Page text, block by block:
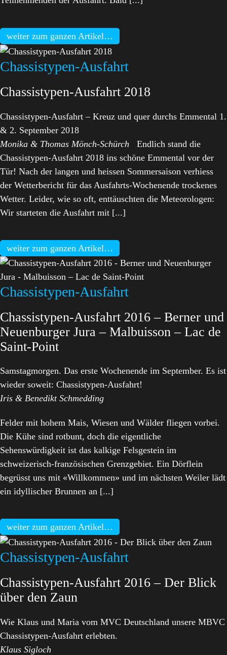
weiter zum ganzen Artikel…
Chassistypen-Ausfahrt
Chassistypen-Ausfahrt 2018
Chassistypen-Ausfahrt – Kreuz und quer durchs Emmental 1.
& 2. September 2018
Monika & Thomas Mönch-Schürch Endlich stand die
Chassistypen-Ausfahrt 2018 ins schöne Emmental vor der
Tür! Nach der langen und heissen Sommersaison verhiess
der Wetterbericht für das Ausfahrts-Wochenende trockenes
Wetter. Leider, wie so oft, enttäuschten die Meteorologen:
Wir starteten die Ausfahrt mit [...]
weiter zum ganzen Artikel…
Chassistypen-Ausfahrt
Chassistypen-Ausfahrt 2016 – Berner und
Neuenburger Jura – Malbuisson – Lac de
Saint-Point
Samstagmorgen. Das erste Wochenende im September. Es ist
wieder soweit: Chassistypen-Ausfahrt!
Iris & Benedikt Schmedding
Felder mit hohem Mais, Wiesen und Wälder fliegen vorbei.
Die Kühe sind rotbunt, doch die eigentliche
Sehenswürdigkeit ist das kalkige Felsgestein im
schweizerisch-französischen Grenzgebiet. Ein Dörflein
begrüsst uns mit «Willkommen» und im nächsten Weiler lädt
ein idyllischer Brunnen an [...]
weiter zum ganzen Artikel…
Chassistypen-Ausfahrt
Chassistypen-Ausfahrt 2016 – Der Blick
über den Zaun
Wie Klaus und Maria vom MVC Deutschland unsere MBVC
Chassistypen-Ausfahrt erlebten.
Klaus Sigloch